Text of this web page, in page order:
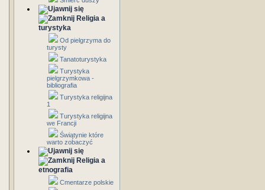
Religia a
turystyka
Od pielgrzyma do
turysty
Tanatoturystyka
Turystyka
pielgrzymkowa -
bibliografia
Turystyka religijna
1
Turystyka religijna
we Francji
Świątynie które
warto zobaczyć
Religia a
etnografia
Cmentarze polskie